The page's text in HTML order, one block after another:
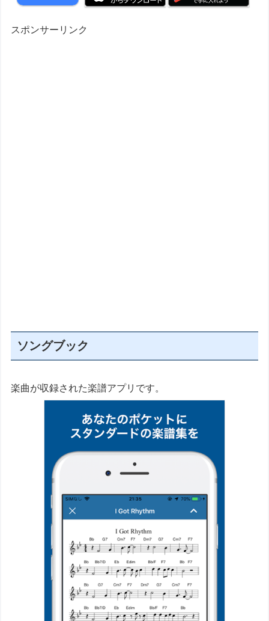
スポンサーリンク
ソングブック
楽曲が収録された楽譜アプリです。